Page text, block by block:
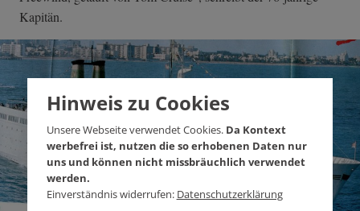
Kapitän.
Hinweis zu Cookies
Unsere Webseite verwendet Cookies. Da Kontext
werbefrei ist, nutzen die so erhobenen Daten nur
uns und können nicht missbräuchlich verwendet
werden.
Einverständnis widerrufen: Datenschutzerklärung